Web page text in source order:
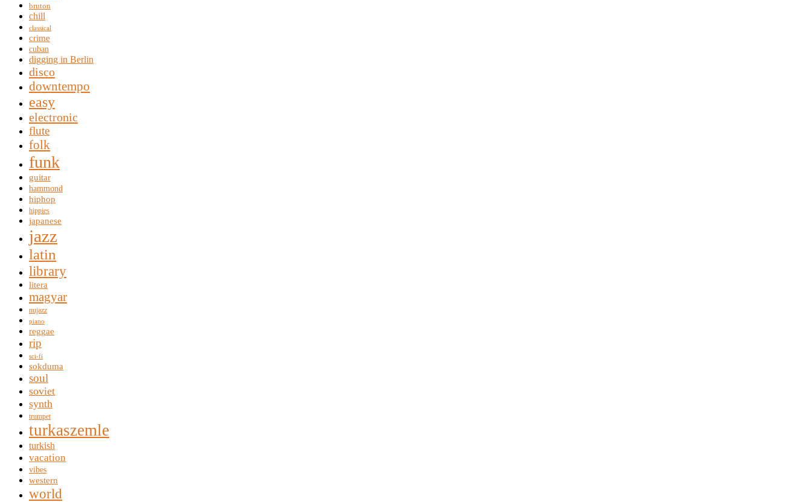
bruton
chill
classical
crime
cuban
digging in Berlin
disco
downtempo
easy
electronic
flute
folk
funk
guitar
hammond
hiphop
hippies
japanese
jazz
latin
library
litera
magyar
nujazz
piano
reggae
rip
sci-fi
sokduma
soul
soviet
synth
trumpet
turkaszemle
turkish
vacation
vibes
western
world